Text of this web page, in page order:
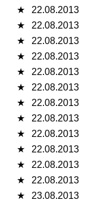
★
22.08.2013
★
22.08.2013
★
22.08.2013
★
22.08.2013
★
22.08.2013
★
22.08.2013
★
22.08.2013
★
22.08.2013
★
22.08.2013
★
22.08.2013
★
22.08.2013
★
22.08.2013
★
23.08.2013